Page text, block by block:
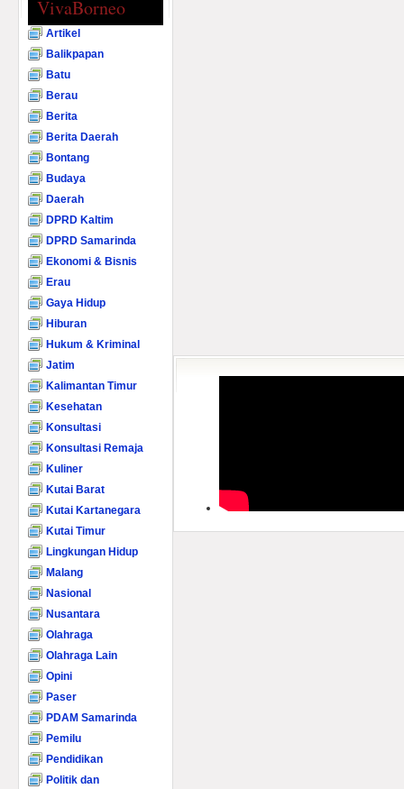
VivaBorneo
Artikel
Balikpapan
Batu
Berau
Berita
Berita Daerah
Bontang
Budaya
Daerah
DPRD Kaltim
DPRD Samarinda
Ekonomi & Bisnis
Erau
Gaya Hidup
Hiburan
Hukum & Kriminal
Jatim
Kalimantan Timur
Kesehatan
Konsultasi
Konsultasi Remaja
Kuliner
Kutai Barat
Kutai Kartanegara
Kutai Timur
Lingkungan Hidup
Malang
Nasional
Nusantara
Olahraga
Olahraga Lain
Opini
Paser
PDAM Samarinda
Pemilu
Pendidikan
Politik dan